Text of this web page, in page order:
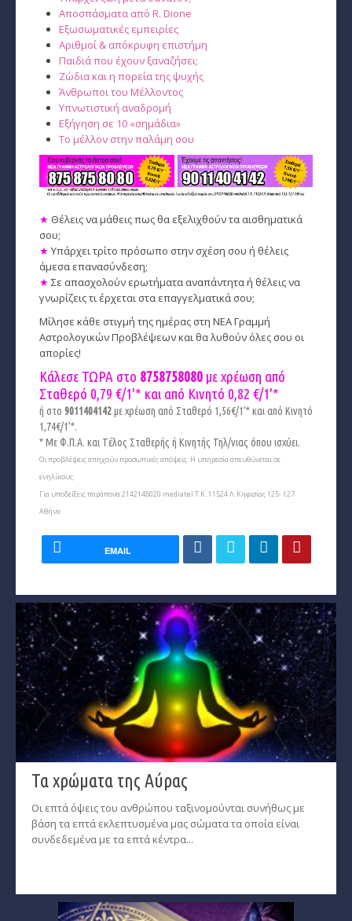
Αποσπάσματα από R. Dione
Εξωσωματικές εμπειρίες
Αριθμοί & απόκρυφη επιστήμη
Παιδιά που έχουν ξαναζήσει;
Ζώδια και η πορεία της ψυχής
Άνθρωποι του Μέλλοντος
Υπνωτιστική αναδρομή
Εξήγηση σε 10 «σημάδια»
Το μέλλον στην παλάμη σου
★ Θέλεις να μάθεις πως θα εξελιχθούν τα αισθηματικά
σου;
★ Υπάρχει τρίτο πρόσωπο στην σχέση σου ή θέλεις
άμεσα επανασύνδεση;
★ Σε απασχολούν ερωτήματα αναπάντητα ή θέλεις να
γνωρίζεις τι έρχεται στα επαγγελματικά σου;
Μίλησε κάθε στιγμή της ημέρας στη ΝΕΑ Γραμμή
Αστρολογικών Προβλέψεων και θα λυθούν όλες σου οι
απορίες!
Κάλεσε ΤΩΡΑ στο 8758758080 με χρέωση από
Σταθερό 0,79 €/1'* και από Κινητό 0,82 €/1'*
ή στο 9011404142με χρέωση από Σταθερό 1,56€/1’* και από Κινητό
1,74€/1’*.
* Με Φ.Π.Α. και Tέλος Σταθερής ή Κινητής Τηλ/νιας όπου ισχύει.
Οι προβλέψεις απηχούν προσωπικές απόψεις. Η υπηρεσία απευθύνεται σε
ενηλίκους.
Για υποδείξεις παράπονα 2142148020 mediatel Τ.Κ. 11524 Λ. Κηφισίας 125- 127
Αθήνα
EMAIL
Τα χρώματα της Αύρας
Οι επτά όψεις του ανθρώπου ταξινομούνται συνήθως με
βάση τα επτά εκλεπτυσμένα μας σώματα τα οποία είναι
συνδεδεμένα με τα επτά κέντρα...